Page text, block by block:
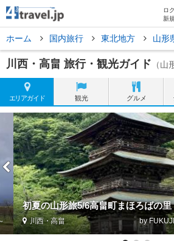
ロ
新
ホーム 国内旅行 東北地方 山形
川西・高畠 旅行・観光ガイド （山
エリアガイド 観光 グルメ
初夏の山形旅5/6高畠町まほろばの里
川西・高畠 by